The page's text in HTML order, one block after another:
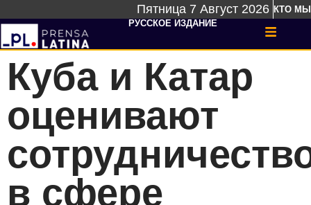
Пятница 7 Август 2026 КТО МЫ
РУССКОЕ ИЗДАНИЕ
Куба и Катар
оценивают
в сфере